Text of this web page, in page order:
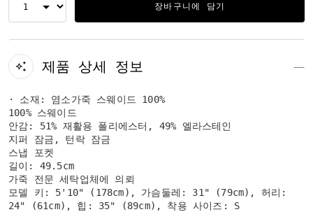
장바구니에 담기
제품 상세 정보
· 소재: 염소가죽 스웨이드 100%
100% 스웨이드
안감: 51% 재활용 폴리에스터, 49% 엘라스테인
지퍼 잠금, 턴락 잠금
스냅 포켓
길이: 49.5cm
가죽 전문 세탁업체에 의뢰
모델 키: 5'10" (178cm), 가슴둘레: 31" (79cm), 허리:
24" (61cm), 힙: 35" (89cm), 착용 사이즈: S